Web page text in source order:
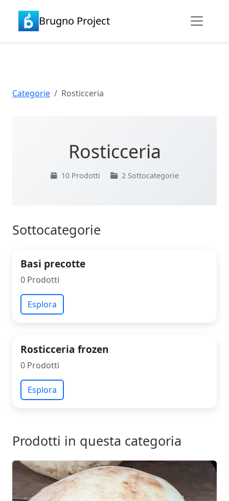
Brugno Project
Categorie Rosticceria
Rosticceria
10 Prodotti 2 Sottocategorie
Sottocategorie
Basi precotte
0 Prodotti
Esplora
Rosticceria frozen
0 Prodotti
Esplora
Prodotti in questa categoria